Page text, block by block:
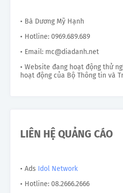
• Bà Dương Mỹ Hạnh
• Hotline: 0969.689.689
• Email: mc@diadanh.net
• Website đang hoạt động thử
hoạt động của Bộ Thông tin và
LIÊN HỆ QUẢNG CÁO
• Ads Idol Network
• Hotline: 08.2666.2666